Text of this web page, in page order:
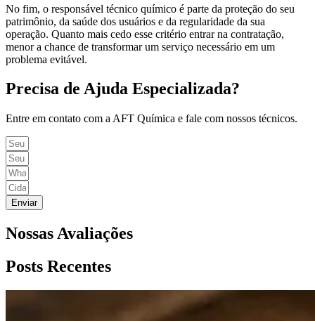
No fim, o responsável técnico químico é parte da proteção do seu
patrimônio, da saúde dos usuários e da regularidade da sua
operação. Quanto mais cedo esse critério entrar na contratação,
menor a chance de transformar um serviço necessário em um
problema evitável.
Precisa de Ajuda Especializada?
Entre em contato com a AFT Química e fale com nossos técnicos.
Enviar
Nossas Avaliações
Posts Recentes